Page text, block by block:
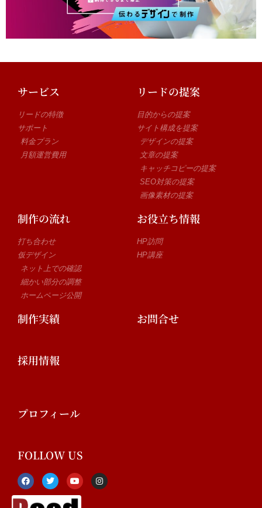
サービス
リードの特徴
サポート
料金プラン
月額運営費用
リードの提案
目的からの提案
サイト構成を提案
デザインの提案
文章の提案
キャッチコピーの提案
SEO対策の提案
画像素材の提案
制作の流れ
打ち合わせ
仮デザイン
ネット上での確認
細かい部分の調整
ホームページ公開
お役立ち情報
HP訪問
HP講座
制作実績 お問合せ
採用情報
プロフィール
FOLLOW US
F
a
c
e
T
w
i
t
Y
o
u
t
I
n
s